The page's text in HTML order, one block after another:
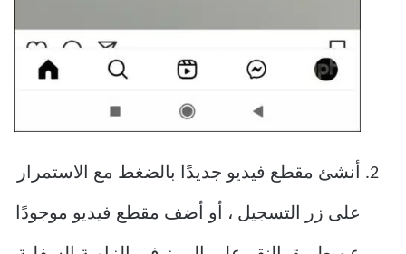
أنشئ مقطع فيديو جديدًا بالضغط مع الاستمرار
على زر التسجيل ، أو أضف مقطع فيديو موجودًا